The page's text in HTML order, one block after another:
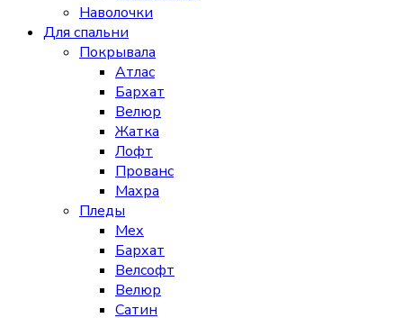
Наволочки
Для спальни
Покрывала
Атлас
Бархат
Велюр
Жатка
Лофт
Прованс
Махра
Пледы
Мех
Бархат
Велсофт
Велюр
Сатин